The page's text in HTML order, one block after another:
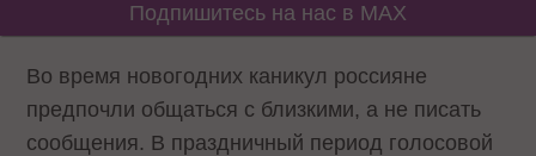
Подпишитесь на нас в MAX
Во время новогодних каникул россияне
предпочли общаться с близкими, а не писать
сообщения. В праздничный период голосовой